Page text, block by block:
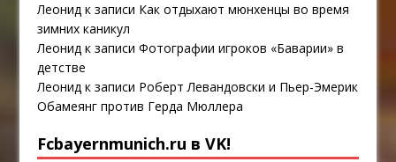
Леонид к записи Как отдыхают мюнхенцы во время
зимних каникул
Леонид к записиФотографии игроков «Баварии» в
детстве
Леонид к записи Роберт Левандовски и Пьер-Эмерик
Обамеянг против Герда Мюллера
Fcbayernmunich.ru в VK!